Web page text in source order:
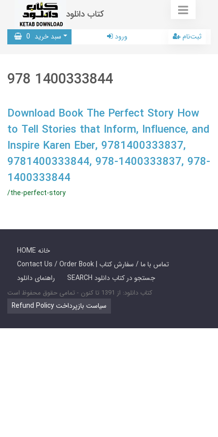
کتاب دانلود
سبد خرید 0 ورود ثبت‌نام
978 1400333844
Download Book The Perfect Story How
to Tell Stories that Inform, Influence, and
Inspire Karen Eber, 9781400333837,
9781400333844, 978-1400333837, 978-
1400333844
/the-perfect-story
HOME خانه
Contact Us / Order Book | تماس با ما / سفارش کتاب
راهنمای دانلود
SEARCH جستجو در کتاب دانلود
کتاب دانلود: از 1391 تا کنون - تمامی حقوق محفوظ است
Refund Policy سیاست بازپرداخت